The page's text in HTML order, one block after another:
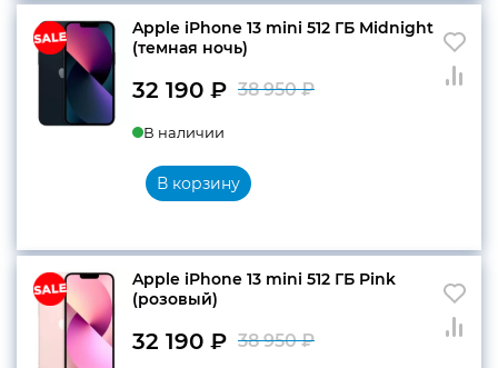
Apple iPhone 13 mini 512 ГБ Midnight
(темная ночь)
38 950₽
32 190 ₽
В наличии
В корзину
Apple iPhone 13 mini 512 ГБ Pink
(розовый)
38 950₽
32 190 ₽